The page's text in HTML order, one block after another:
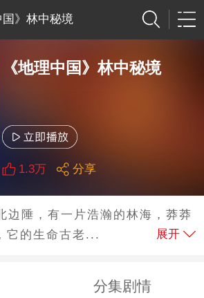
国》林中秘境
《地理中国》林中秘境
1.3万 分享
边陲，有一片浩瀚的林海，莽莽
它的生命古老...
展开
分集剧情